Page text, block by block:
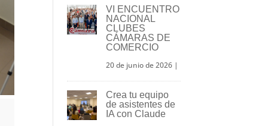
VI ENCUENTRO
NACIONAL
CLUBES
CÁMARAS DE
COMERCIO
20 de junio de 2026 |
Crea tu equipo
de asistentes de
IA con Claude